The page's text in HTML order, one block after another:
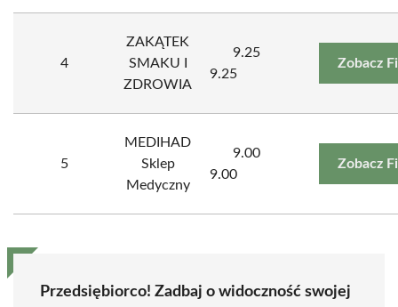
4
ZAKĄTEK
SMAKU I
ZDROWIA
9.25
9.25
Zobacz
5
MEDIHAD
Sklep
Medyczny
9.00
9.00
Zobacz
Przedsiębiorco! Zadbaj o widoczność swojej